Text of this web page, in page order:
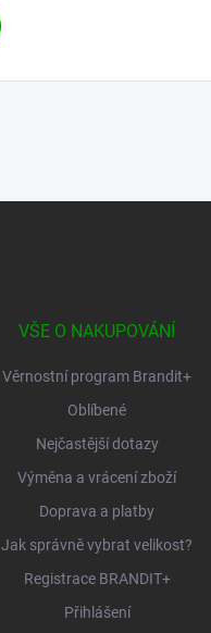
VŠE O NAKUPOVÁNÍ
Věrnostní program Brandit+
Oblíbené
Nejčastější dotazy
Výměna a vrácení zboží
Doprava a platby
Jak správně vybrat velikost?
Registrace BRANDIT+
Přihlášení